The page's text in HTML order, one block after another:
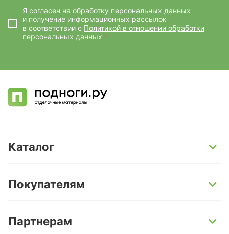
Я согласен на обработку персональных данных
и получение информационных рассылок
в соответствии с Политикой в отношении обработки
персональных данных *
Каталог
Кварц-винил и LVT-плитка
Ламинат
Покупателям
Условия доставки
Партнерам